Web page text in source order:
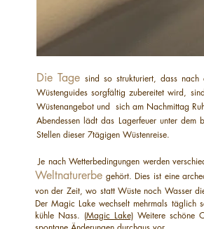
Die Tage sind so strukturiert, dass
Wüstenguides sorgfältig zubereitet wird,
Wüstenangebot und sich am Nachmittag
Abendessen lädt das Lagerfeuer unter dem
Stellen dieser 7tägigen Wüstenreise.
Je nach Wetterbedingungen werden
Weltnaturerbe gehört. Dies ist eine
von der Zeit, wo statt Wüste noch Wasser
Der Magic Lake wechselt mehrmals täglich
kühle Nass. (Magic Lake)Weitere schöne